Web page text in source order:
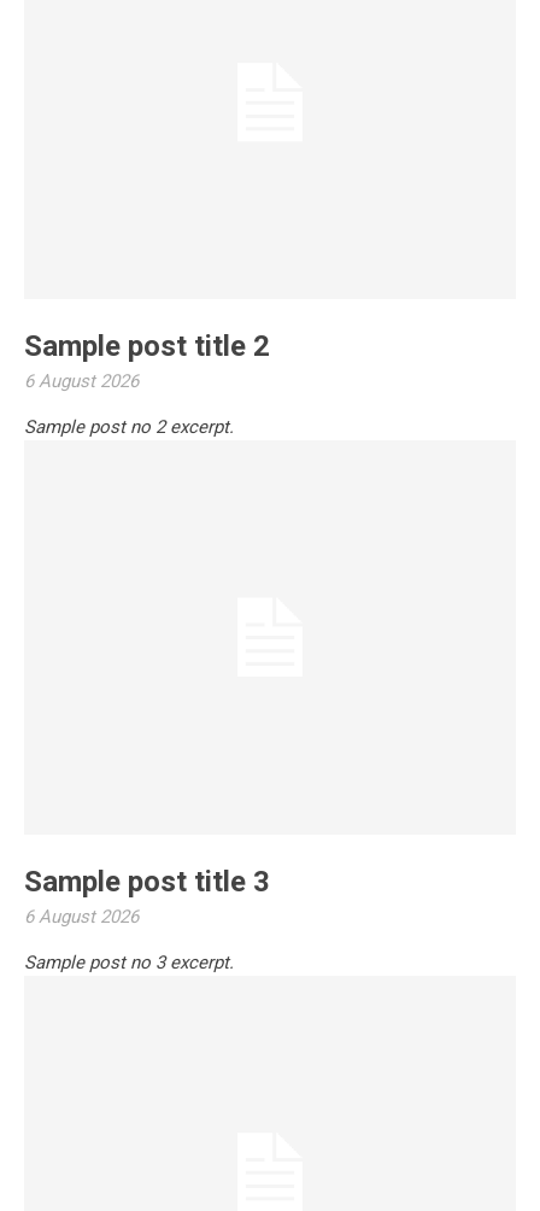
Sample post title 2
6 August 2026
Sample post no 2 excerpt.
Sample post title 3
6 August 2026
Sample post no 3 excerpt.